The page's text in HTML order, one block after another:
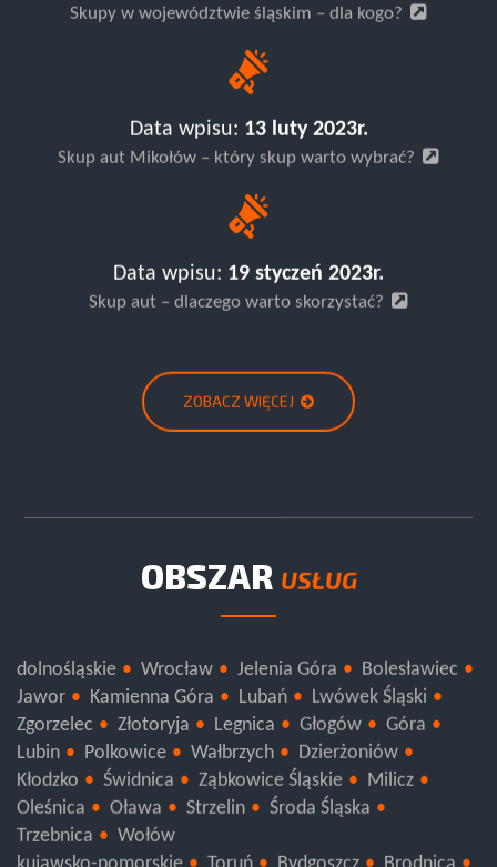
Skupy w województwie śląskim – dla kogo?
Data wpisu: 13 luty 2023r.
Skup aut Mikołów – który skup warto wybrać?
Data wpisu: 19 styczeń 2023r.
Skup aut – dlaczego warto skorzystać?
ZOBACZ WIĘCEJ
OBSZAR USŁUG
dolnośląskie Wrocław Jelenia Góra
Bolesławiec
Jawor
Kamienna Góra Lubań
Lwówek Śląski
Zgorzelec
Złotoryja Legnica Głogów
Lubin
Polkowice Wałbrzych
Dzierżoniów
Kłodzko
Świdnica Ząbkowice Śląskie
Oleśnica
Oława
Środa Śląska
Trzebnica
Wołów